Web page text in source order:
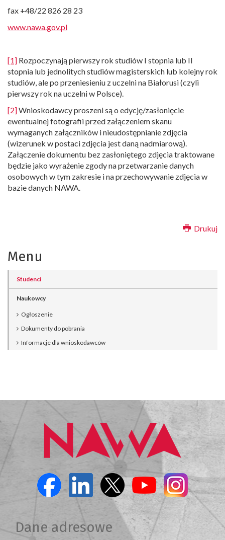
fax +48/22 826 28 23
www.nawa.gov.pl
[1] Rozpoczynają pierwszy rok studiów I stopnia lub II
stopnia lub jednolitych studiów magisterskich lub kolejny rok
studiów, ale po przeniesieniu z uczelni na Białorusi (czyli
pierwszy rok na uczelni w Polsce).
[2]Wnioskodawcy proszeni są o edycję/zasłonięcie
ewentualnej fotografii przed załączeniem skanu
wymaganych załączników i nieudostępnianie zdjęcia
(wizerunek w postaci zdjęcia jest daną nadmiarową).
Załączenie dokumentu bez zasłoniętego zdjęcia traktowane
będzie jako wyrażenie zgody na przetwarzanie danych
osobowych w tym zakresie i na przechowywanie zdjęcia w
bazie danych NAWA.
Drukuj
Menu
Studenci
Naukowcy
Ogłoszenie
Dokumenty do pobrania
Informacje dla wnioskodawców
Dane adresowe